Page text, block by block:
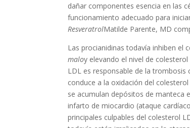
dañar componentes esencia en las
funcionamiento adecuado para
ResveratrolMatilde Parente, MD
Las procianidinas todavía inhiben
maloy elevando el nivel de
LDL es responsable de la
conduce a la oxidación del
se acumulan depósitos de manteca
infarto de miocardio (ataque
principales culpables del colesterol